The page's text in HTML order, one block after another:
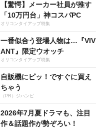
【驚愕】メーカー社員が推す
「10万円台」神コスパPC
オリコンタイアップ特集
一番似合う登場人物は…『VIV
ANT』限定ウオッチ
オリコンタイアップ特集
自販機にピッ！ですぐに買え
ちゃう
（PR）ジハンピ
2026年7月夏ドラマも、注目
作＆話題作が勢ぞろい！